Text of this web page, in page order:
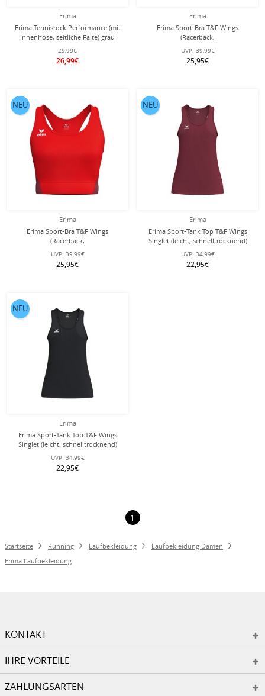
Erima
Erima Tennisrock Performance (mit
Innenhose, seitliche Falte) grau
Damen
29,99€
26,99€
Erima
Erima Sport-Bra T&F Wings
(Racerback,
feuchtigkeitsabsorbierend)
weiss/schwarz Damen
UVP: 39,99€
25,95€
Erima
Erima Sport-Bra T&F Wings
(Racerback,
feuchtigkeitsabsorbierend) rot
Damen
UVP: 39,99€
25,95€
NEU
Erima
Erima Sport-Tank Top T&F Wings
Singlet (leicht, schnelltrocknend)
bordeauxrot Damen
UVP: 34,99€
22,95€
NEU
Erima
Erima Sport-Tank Top T&F Wings
Singlet (leicht, schnelltrocknend)
schwarz/weiss Damen
UVP: 34,99€
22,95€
NEU
1
Startseite Running Laufbekleidung
Laufbekleidung Damen
Erima Laufbekleidung
KONTAKT
IHRE VORTEILE
ZAHLUNGSARTEN